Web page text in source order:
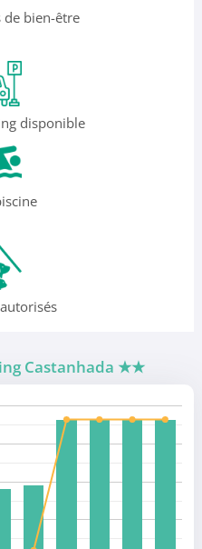
de bien-être
disponible
Castanhada ★★